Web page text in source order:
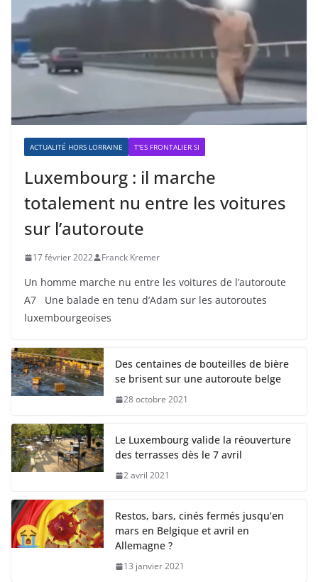
ACTUALITÉ HORS LORRAINE T'ES FRONTALIER SI
Luxembourg : il marche
totalement nu entre les voitures
sur l’autoroute
17 février 2022 Franck Kremer
Un homme marche nu entre les voitures de l’autoroute
A7 Une balade en tenu d’Adam sur les autoroutes
luxembourgeoises
Des centaines de bouteilles de bière
se brisent sur une autoroute belge
28 octobre 2021
Le Luxembourg valide la réouverture
des terrasses dès le 7 avril
2 avril 2021
Restos, bars, cinés fermés jusqu’en
mars en Belgique et avril en
Allemagne ?
13 janvier 2021